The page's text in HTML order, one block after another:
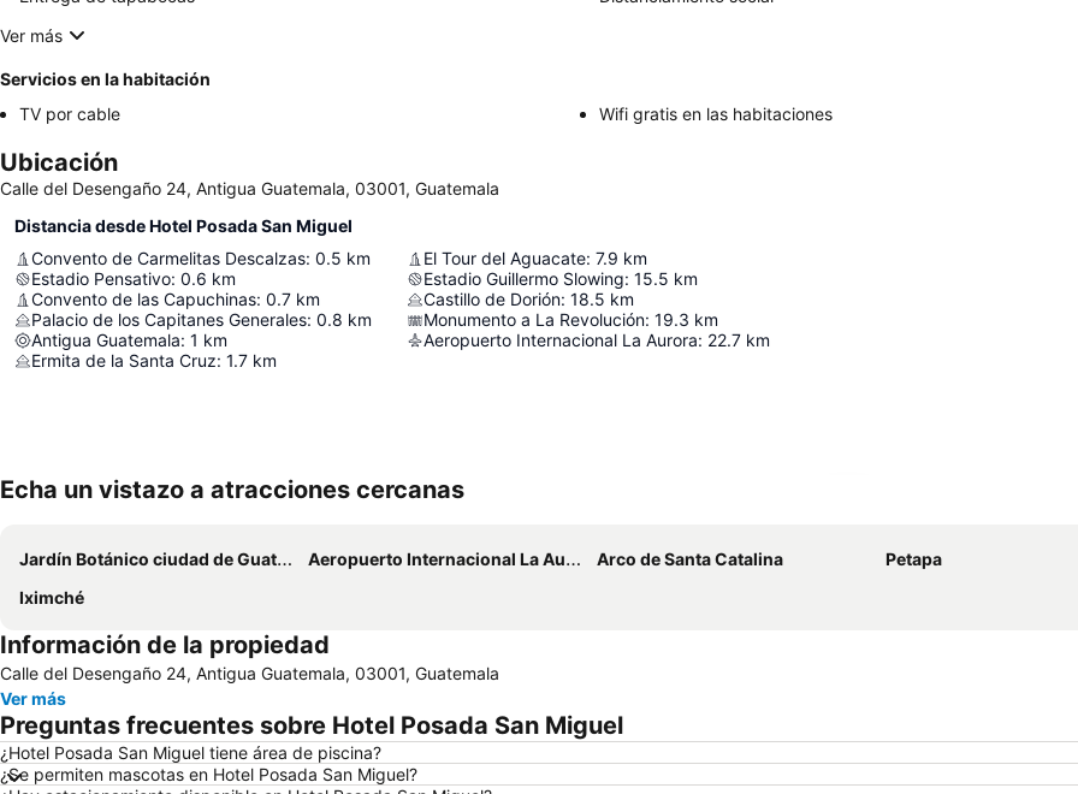
Ver más
Servicios en la habitación
TV por cable
Wifi gratis en las habitaciones
Ubicación
Calle del Desengaño 24, Antigua Guatemala, 03001, Guatemala
Distancia desde Hotel Posada San Miguel
Convento de Carmelitas Descalzas: 0.5 km
Estadio Pensativo: 0.6 km
Convento de las Capuchinas: 0.7 km
Palacio de los Capitanes Generales: 0.8 km
Antigua Guatemala: 1 km
Ermita de la Santa Cruz: 1.7 km
El Tour del Aguacate: 7.9 km
Estadio Guillermo Slowing: 15.5 km
Castillo de Dorión: 18.5 km
Monumento a La Revolución: 19.3 km
Aeropuerto Internacional La Aurora: 22.7 km
Echa un vistazo a atracciones cercanas
Jardín Botánico ciudad de Guatemala Aeropuerto Internacional La Aurora Arco de Santa Catalina
Petapa
Iximché
Información de la propiedad
Calle del Desengaño 24, Antigua Guatemala, 03001, Guatemala
Ver más
Preguntas frecuentes sobre Hotel Posada San Miguel
¿Hotel Posada San Miguel tiene área de piscina?
¿Se permiten mascotas en Hotel Posada San Miguel?